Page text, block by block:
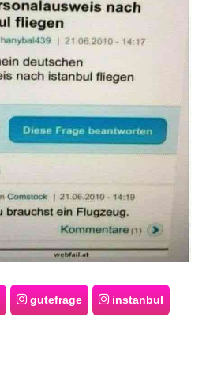
gutefrage instanbul